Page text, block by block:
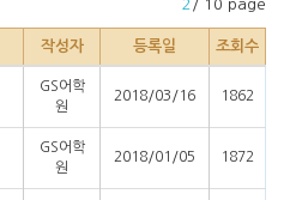
2 / 10 page
작성자 등록일 조회수
GS어학
원
2018/03/16 1862
GS어학
원
2018/01/05 1872